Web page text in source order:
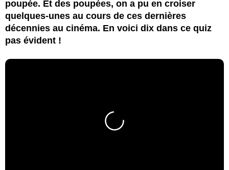
poupée. Et des poupées, on a pu en croiser
quelques-unes au cours de ces dernières
décennies au cinéma. En voici dix dans ce quiz
pas évident !